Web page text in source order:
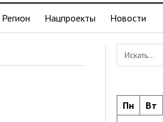
Регион Нацпроекты Новости
Пн Вт